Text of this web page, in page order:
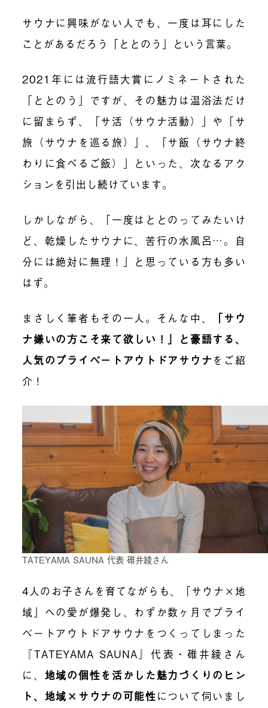
サウナに興味がない人でも、一度は耳にした
ことがあるだろう「ととのう」という言葉。
2021年には流行語大賞にノミネートされた
「ととのう」ですが、その魅力は温浴法だけ
に留まらず、「サ活（サウナ活動）」や「サ
旅（サウナを巡る旅）」、「サ飯（サウナ終
わりに食べるご飯）」といった、次なるアク
ションを引出し続けています。
しかしながら、「一度はととのってみたいけ
ど、乾燥したサウナに、苦行の水風呂…。自
分には絶対に無理！」と思っている方も多い
はず。
まさしく筆者もその一人。そんな中、
「サウ
ナ嫌いの方こそ来て欲しい！」と豪語する、
人気のプライベートアウトドアサウナ をご紹
介！
TATEYAMA SAUNA 代表 碓井綾さん
4人のお子さんを育てながらも、「サウナ×地
域」への愛が爆発し、わずか数ヶ月でプライ
ベートアウトドアサウナをつくってしまった
『TATEYAMA SAUNA』代表・碓井綾さん
に、 地域の個性を活かした魅力づくりのヒン
ト、地域×サウナの可能性について伺いまし